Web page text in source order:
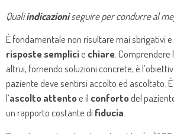
Qualiindicazioniseguire per condurre al
È fondamentale non risultare mai sbrigativi
risposte semplicie chiare .
altrui, fornendo soluzioni concrete, è
paziente deve sentirsi accolto ed ascoltato.
l’ascolto attentoe il confortodel
un rapporto costante difiducia